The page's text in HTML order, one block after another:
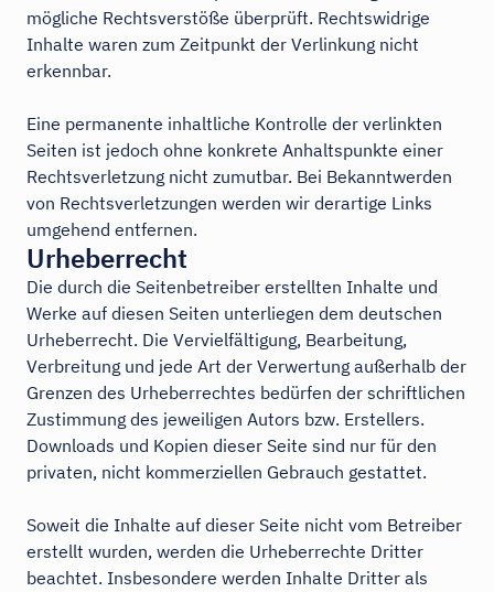
mögliche Rechtsverstöße überprüft. Rechtswidrige
Inhalte waren zum Zeitpunkt der Verlinkung nicht
erkennbar.
Eine permanente inhaltliche Kontrolle der verlinkten
Seiten ist jedoch ohne konkrete Anhaltspunkte einer
Rechtsverletzung nicht zumutbar. Bei Bekanntwerden
von Rechtsverletzungen werden wir derartige Links
umgehend entfernen.
Urheberrecht
Die durch die Seitenbetreiber erstellten Inhalte und
Werke auf diesen Seiten unterliegen dem deutschen
Urheberrecht. Die Vervielfältigung, Bearbeitung,
Verbreitung und jede Art der Verwertung außerhalb der
Grenzen des Urheberrechtes bedürfen der schriftlichen
Zustimmung des jeweiligen Autors bzw. Erstellers.
Downloads und Kopien dieser Seite sind nur für den
privaten, nicht kommerziellen Gebrauch gestattet.
Soweit die Inhalte auf dieser Seite nicht vom Betreiber
erstellt wurden, werden die Urheberrechte Dritter
beachtet. Insbesondere werden Inhalte Dritter als